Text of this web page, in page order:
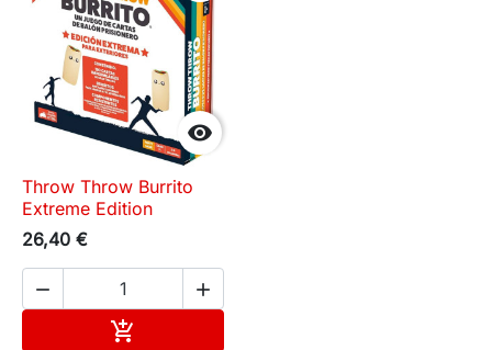

Throw Throw Burrito
Extreme Edition
26,40 €
 
